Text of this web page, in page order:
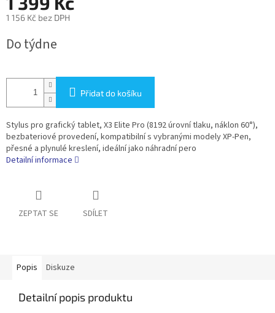
1 156 Kč bez DPH
cena:
Do týdne
Přidat do košíku
Stylus pro grafický tablet, X3 Elite Pro (8192 úrovní tlaku, náklon 60°),
bezbateriové provedení, kompatibilní s vybranými modely XP-Pen,
přesné a plynulé kreslení, ideální jako náhradní pero
Detailní informace
ZEPTAT SE SDÍLET
Popis Diskuze
Detailní popis produktu